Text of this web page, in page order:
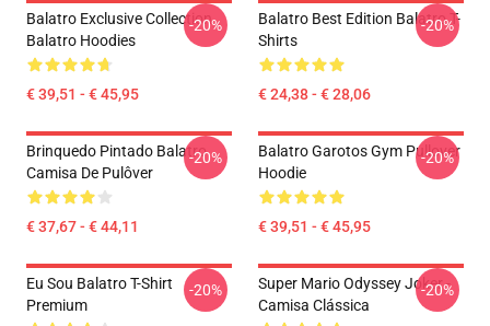
Balatro Exclusive Collection
Balatro Hoodies
€ 39,51 - € 45,95
-20%
Balatro Best Edition Balatro T-
Shirts
€ 24,38 - € 28,06
-20%
Brinquedo Pintado Balatro
Camisa De Pulôver
€ 37,67 - € 44,11
-20%
Balatro Garotos Gym Pullover
Hoodie
€ 39,51 - € 45,95
-20%
Eu Sou Balatro T-Shirt
Premium
-20%
Super Mario Odyssey Joker -
Camisa Clássica
-20%